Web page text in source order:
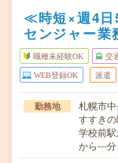
≪時短×週4日
センジャー業
職種未経験OK 交
WEB登録OK 派遣
勤務地
札幌市
すすき
学校前
から---分